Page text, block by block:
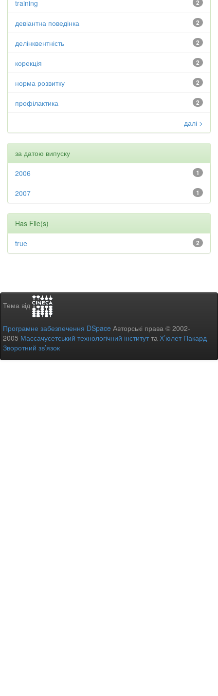
2
training
2
девіантна поведінка
2
делінквентність
2
корекція
2
норма розвитку
2
профілактика
далі >
за датою випуску
1
2006
1
2007
Has File(s)
2
true
Тема від
Програмне забезпечення DSpace Авторські права © 2002-
2005 Массачусетський технологічний інститутта Х’юлет Пакард -
Зворотний зв’язок